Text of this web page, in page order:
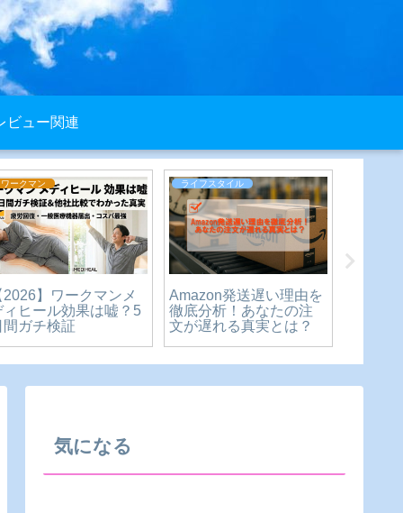
ビュー関連
ワークマン
2026】ワークマンメ
ィヒール効果は嘘？5
間ガチ検証
ライフスタイル
Amazon発送遅い理由を
徹底分析！あなたの注
文が遅れる真実とは？
気になる